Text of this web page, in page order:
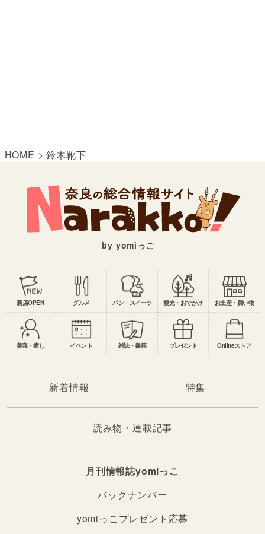
HOME >鈴木靴下
by yomiっこ
新店OPEN グルメ パン・スイーツ 観光・おでかけ お土産・買い物
美容・癒し イベント 雑誌・書籍 プレゼント Onlineストア
新着情報 特集
読み物・連載記事
月刊情報誌yomiっこ
バックナンバー
yomiっこプレゼント応募